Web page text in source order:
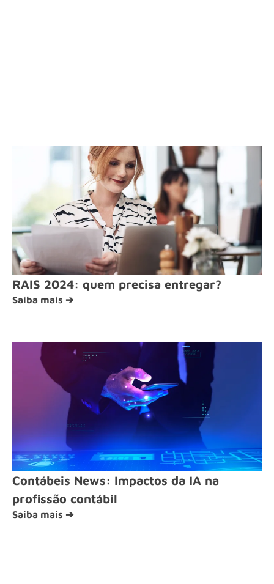
RAIS 2024: quem precisa entregar?
Saiba mais ➔
Contábeis News: Impactos da IA na
profissão contábil
Saiba mais ➔